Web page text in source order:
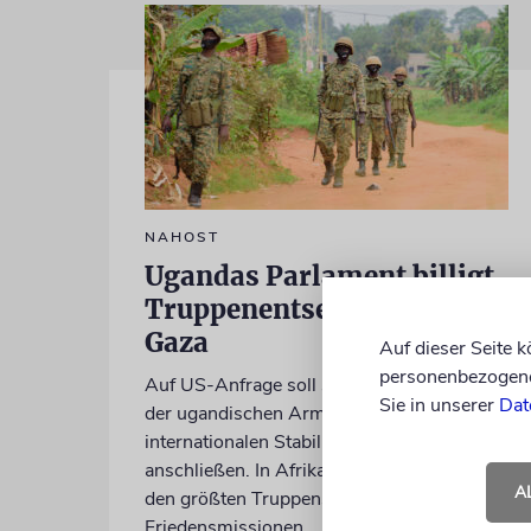
NAHOST
Ugandas Parlament billigt
Truppenentsendung nach
Gaza
Auf US-Anfrage soll sich ein Kontingent
der ugandischen Armee der geplanten
internationalen Stabilisierungstruppe
anschließen. In Afrika zählt das Land zu
den größten Truppenstellern für
Auf dieser Seite
Sie in unserer